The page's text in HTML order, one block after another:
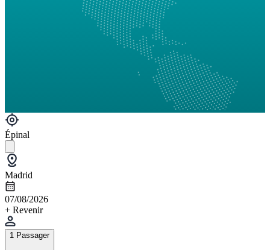
Épinal
Madrid
07/08/2026
+ Revenir
1 Passager